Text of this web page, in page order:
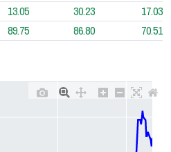
13.05 30.23 17.03
89.75 86.80 70.51